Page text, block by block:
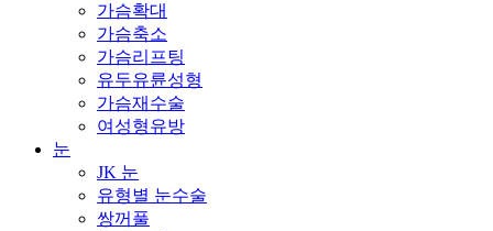
가슴확대
가슴축소
가슴리프팅
유두유륜성형
가슴재수술
여성형유방
눈
JK 눈
유형별 눈수술
쌍꺼풀